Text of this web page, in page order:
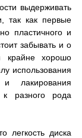
выдерживать
так как первые
пластичного и
забывать и о
крайне хорошо
использования
и лакирования
к разного рода
легкость диска